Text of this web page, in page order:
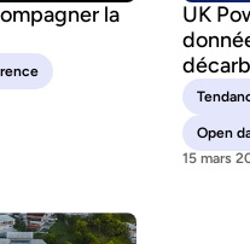
la
UK
Open
15 mars